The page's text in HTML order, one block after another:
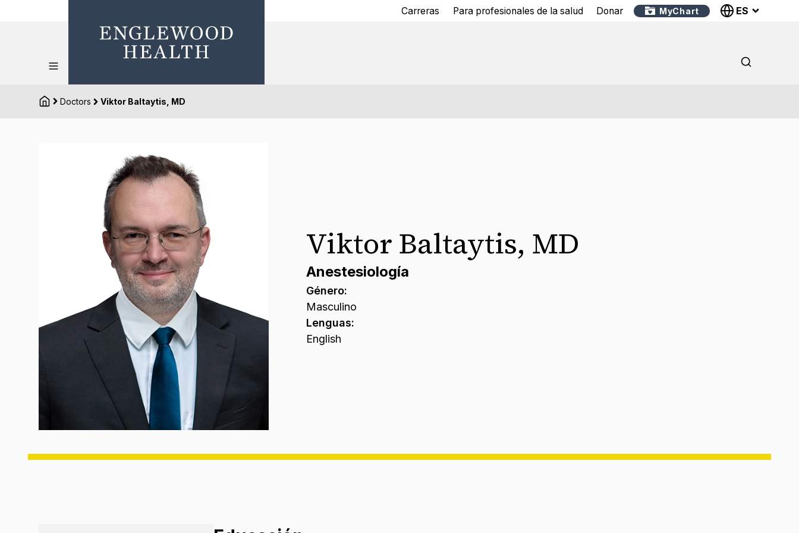
Carreras Para profesionales de la salud Donar MyChart ES
Doctors Viktor Baltaytis, MD
Viktor Baltaytis, MD
Anestesiología
Género:
Masculino
Lenguas:
English